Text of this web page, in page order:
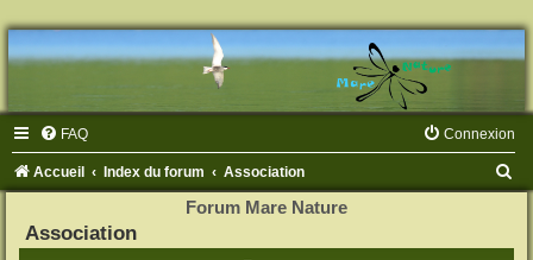
FAQ Connexion
Accueil Index du forum Association
Forum Mare Nature
Association